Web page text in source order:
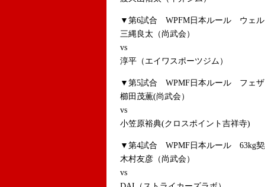
▼第6試合 WPFM日本ルール ウェ
三縄良太（尚武会）
vs
淳平（エイワスポーツジム）
▼第5試合 WPMF日本ルール フェ
櫛田茂薫(尚武会）
vs
小笠原裕典(クロスポイント吉祥寺)
▼第4試合 WPMF日本ルール 63kg
木村友彦（尚武会）
vs